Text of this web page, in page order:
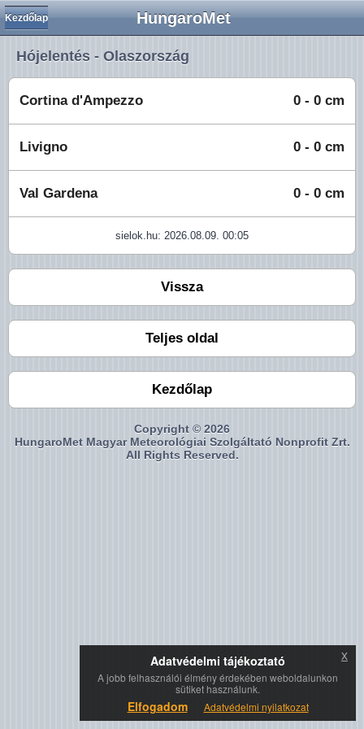
HungaroMet
Kezdőlap
Hójelentés - Olaszország
Cortina d'Ampezzo 0 - 0 cm
Livigno 0 - 0 cm
Val Gardena 0 - 0 cm
sielok.hu: 2026.08.09. 00:05
Vissza
Teljes oldal
Kezdőlap
Copyright © 2026
HungaroMet Magyar Meteorológiai Szolgáltató Nonprofit Zrt.
All Rights Reserved.
Adatvédelmi tájékoztató
A jobb felhasználói élmény érdekében weboldalunkon
sütiket használunk.
Elfogadom Adatvédelmi nyilatkozat
x